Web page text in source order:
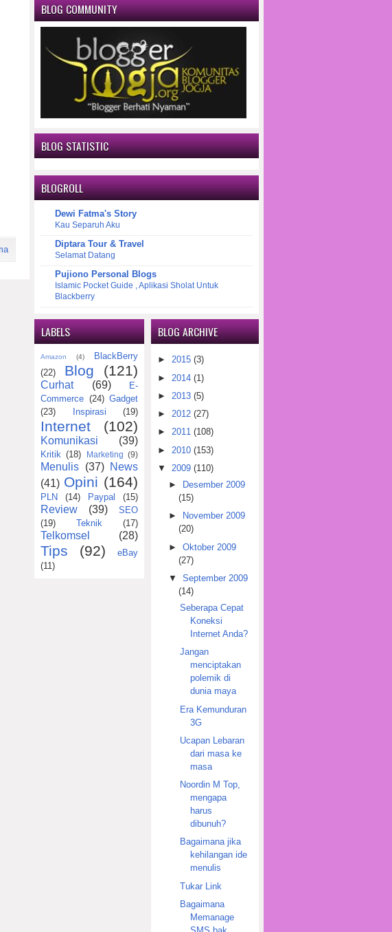
BLOG COMMUNITY
BLOG STATISTIC
BLOGROLL
Dewi Fatma's Story
Kau Separuh Aku
Diptara Tour & Travel
Selamat Datang
Pujiono Personal Blogs
Islamic Pocket Guide , Aplikasi Sholat Untuk
Blackberry
LABELS
Amazon (4)
BlackBerry
(22)
Blog (121)
Curhat (69)
E-
Commerce (24) Gadget
(23)
Inspirasi (19)
Internet (102)
Komunikasi (39)
Kritik (18) Marketing (9)
Menulis (37)
News
(41) Opini (164)
PLN (14) Paypal (15)
Review (39)
SEO
(19)
Teknik (17)
Telkomsel (28)
Tips (92)
eBay
(11)
BLOG ARCHIVE
►2015 (3)
► 2014 (1)
► 2013 (5)
►2012 (27)
►2011 (108)
► 2010 (153)
▼
2009 (110)
►
Desember 2009
(15)
►
November 2009
(20)
► Oktober 2009
(27)
▼
September 2009
(14)
Seberapa Cepat
Koneksi
Internet Anda?
Jangan
menciptakan
polemik di
dunia maya
Era Kemunduran
3G
Ucapan Lebaran
dari masa ke
masa
Noordin M Top,
mengapa
harus
dibunuh?
Bagaimana jika
kehilangan ide
menulis
Tukar Link
Bagaimana
Memanage